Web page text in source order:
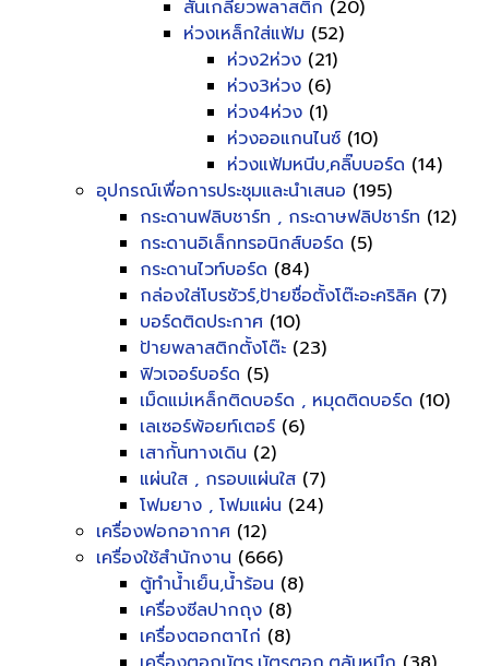
สันเกลียวพลาสติก (20)
ห่วงเหล็กใส่แฟ้ม (52)
ห่วง2ห่วง (21)
ห่วง3ห่วง (6)
ห่วง4ห่วง (1)
ห่วงออแกนไนซ์ (10)
ห่วงแฟ้มหนีบ,คลิ๊บบอร์ด (14)
อุปกรณ์เพื่อการประชุมและนำเสนอ (195)
กระดานฟลิบชาร์ท , กระดาษฟลิปชาร์ท (12)
กระดานอิเล็กทรอนิกส์บอร์ด (5)
กระดานไวท์บอร์ด (84)
กล่องใส่โบรชัวร์,ป้ายชื่อตั้งโต๊ะอะคริลิค (7)
บอร์ดติดประกาศ (10)
ป้ายพลาสติกตั้งโต๊ะ (23)
ฟิวเจอร์บอร์ด (5)
เม็ดแม่เหล็กติดบอร์ด , หมุดติดบอร์ด (10)
เลเซอร์พ้อยท์เตอร์ (6)
เสากั้นทางเดิน (2)
แผ่นใส , กรอบแผ่นใส (7)
โฟมยาง , โฟมแผ่น (24)
เครื่องฟอกอากาศ (12)
เครื่องใช้สำนักงาน (666)
ตู้ทำน้ำเย็น,น้ำร้อน (8)
เครื่องซีลปากถุง (8)
เครื่องตอกตาไก่ (8)